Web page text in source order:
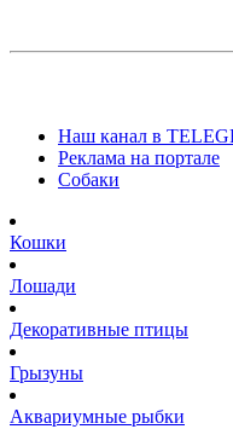
Наш канал в
Реклама на портале
Собаки
Кошки
Лошади
Декоративные птицы
Грызуны
Аквариумные рыбки